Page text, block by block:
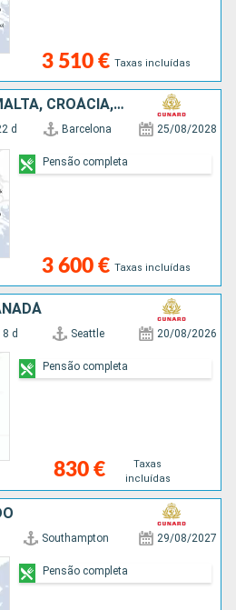
3 510 € Taxas incluídas
MENORCA, FRANÇA, MALTA, CROÁCIA, GRÉCIA, ITÁLIA, ESPANHA
d Barcelona 25/08/2028
3 600 € Taxas incluídas
Pensão completa
8 d Seattle 20/08/2026
830 €
Taxas
incluídas
Pensão completa
Southampton 29/08/2027
Pensão completa